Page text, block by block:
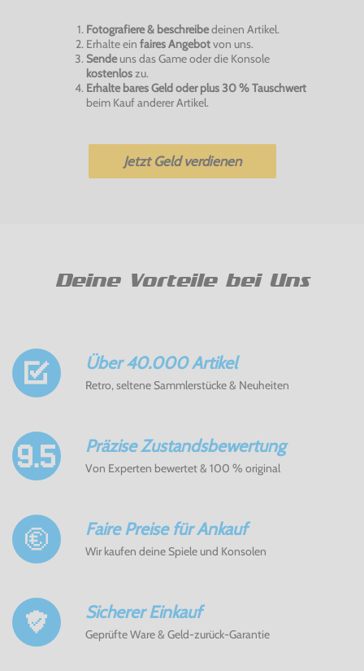
Fotografiere & beschreibedeinen Artikel.
Erhalte ein faires Angebotvon uns.
Sendeuns das Game oder die Konsole
kostenloszu.
Erhalte bares Geld oder plus 30 % Tauschwert
beim Kauf anderer Artikel.
Jetzt Geld verdienen
Deine Vorteile bei Uns
Über 40.000 Artikel
Retro, seltene Sammlerstücke & Neuheiten
Präzise Zustandsbewertung
Von Experten bewertet & 100 % original
Faire Preise für Ankauf
Wir kaufen deine Spiele und Konsolen
Sicherer Einkauf
Geprüfte Ware & Geld-zurück-Garantie